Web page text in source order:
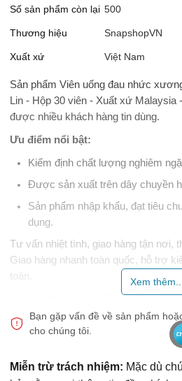
Số sản phẩm còn lại 500
Thương hiệu SnapshopVN
Xuất xứ Việt Nam
Sản phẩm Viên uống đau nhức
Lin - Hộp 30 viên - Xuất xứ Malaysia
được nhiều khách hàng tin dùng.
Ưu điểm nổi bật:
Kiểm định chất lượng nghiêm
Được sản xuất trên dây chuyền
Sản phẩm nhập khẩu, đạt tiêu
dụng.
Tư vấn nhiệt tình, giao hàng tận nơi,
Giao hàng nhanh toàn quốc, hỗ trợ
ánh nắng trực tiếp. Sử dụng đúng
Cảm ơn bạn đã tin tưởng và sản
Thực phẩm này không phải là
Xem thêm...
Bạn gặp vấn đề về sản phẩm
cho chúng tôi.
Miễn trừ trách nhiệm: Mặc dù